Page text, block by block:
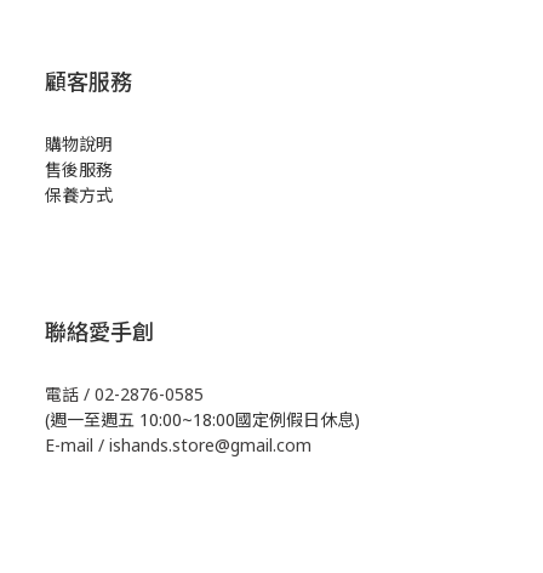
顧客服務
購物說明
售後服務
保養方式
聯絡愛手創
電話 / 02-2876-0585
(週一至週五 10:00~18:00國定例假日休息)
E-mail / ishands.store@gmail.com